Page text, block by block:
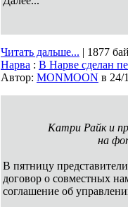
Читать дальше... | 1877
Нарва : В Нарве сделан
Автор: MONMOON в 24/
Катри Райк и
на
В пятницу
договор о совместных
соглашение об